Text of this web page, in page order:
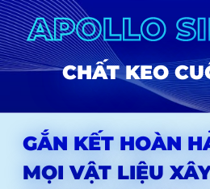
CHẤT KEO
GẮN KẾT HOÀN
MỌI VẬT LIỆU